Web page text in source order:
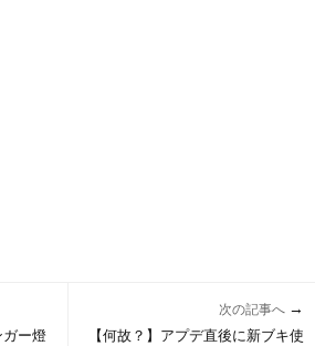
ガー燈
次の記事へ →
【何故？】アプデ直後に新ブキ使